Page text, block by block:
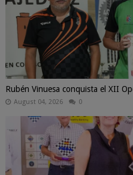
Rubén Vinuesa conquista el XII
August 04, 2026 0